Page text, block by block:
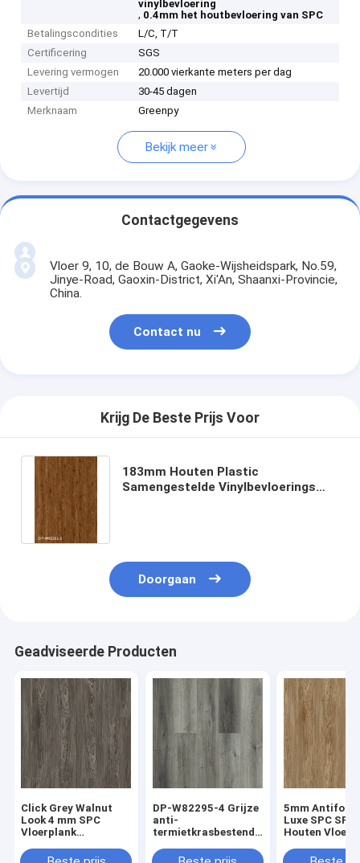
vinylbevloering
, 0.4mm het houtbevloering van SPC
Betalingscondities
L/C, T/T
Certificering
SGS
Levering vermogen
20.000 vierkante meters per dag
Levertijd
30-45 dagen
Merknaam
Greenpy
Bekijk meer
Contactgegevens
Vloer 9, 10, de Bouw A, Gaoke-Wijsheidspark, No.59,
Jinye-Road, Gaoxin-District, Xi'An, Shaanxi-Provincie,
China.
Contact nu
Krijg De Beste Prijs Voor
183mm Houten Plastic
Samengestelde Vinylbevloerings
Doorgaan
Geadviseerde Producten
Click Grey Walnut
Look 4 mm SPC
Vloerplank
Antibacterieel DP-
DP-W82295-4 Grijze
anti-
termietkrasbestendigheid
Positano-eik
5mm
Luxe SPC SPC
Houten
DP-W82294-5